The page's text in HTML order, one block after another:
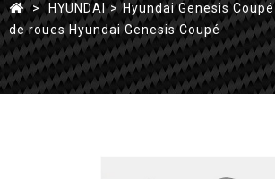
> HYUNDAI > Hyundai Genesis Coupé
de roues Hyundai Genesis Coupé